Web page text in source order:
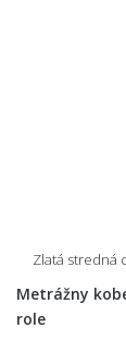
Zlatá stredná
Metrážny
role